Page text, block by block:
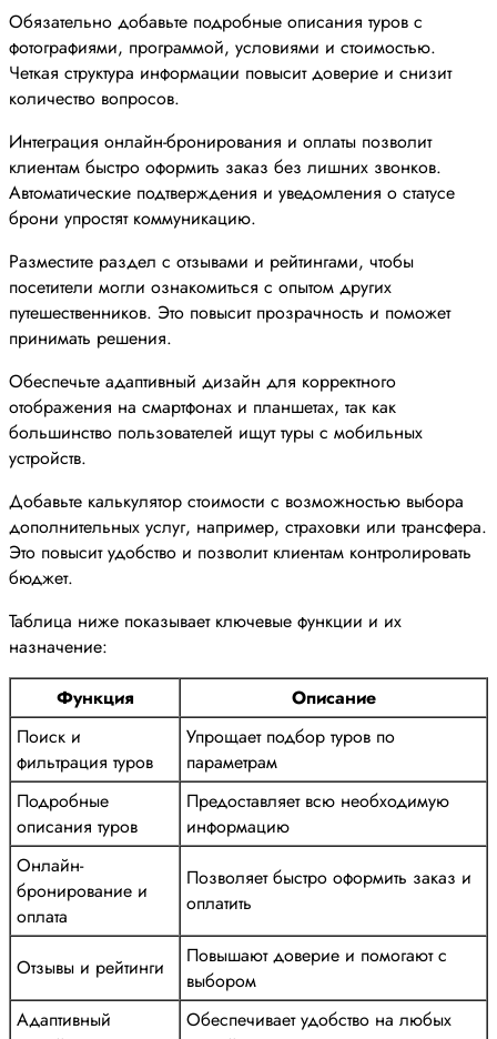
Обязательно добавьте подробные описания туров с
фотографиями, программой, условиями и стоимостью.
Четкая структура информации повысит доверие и снизит
количество вопросов.
Интеграция онлайн-бронирования и оплаты позволит
клиентам быстро оформить заказ без лишних звонков.
Автоматические подтверждения и уведомления о статусе
брони упростят коммуникацию.
Разместите раздел с отзывами и рейтингами, чтобы
посетители могли ознакомиться с опытом других
путешественников. Это повысит прозрачность и поможет
принимать решения.
Обеспечьте адаптивный дизайн для корректного
отображения на смартфонах и планшетах, так как
большинство пользователей ищут туры с мобильных
устройств.
Добавьте калькулятор стоимости с возможностью выбора
дополнительных услуг, например, страховки или трансфера.
Это повысит удобство и позволит клиентам контролировать
бюджет.
Таблица ниже показывает ключевые функции и их
назначение:
Функция
Описание
Поиск и
фильтрация туров
Упрощает подбор туров по
параметрам
Подробные
описания туров
Предоставляет всю необходимую
информацию
Онлайн-
бронирование и
оплата
Позволяет быстро оформить заказ и
оплатить
Отзывы и рейтинги
Повышают доверие и помогают с
выбором
Адаптивный
Обеспечивает удобство на любых